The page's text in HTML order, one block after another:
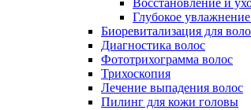
Восстановление и
Глубокое
Биоревитализация для
Диагностика волос
Фототрихограмма волос
Трихоскопия
Лечение выпадения волос
Пилинг для кожи головы